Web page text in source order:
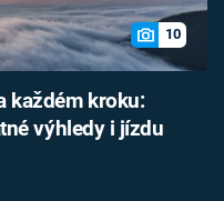
10
každém kroku:
výhledy i jízdu